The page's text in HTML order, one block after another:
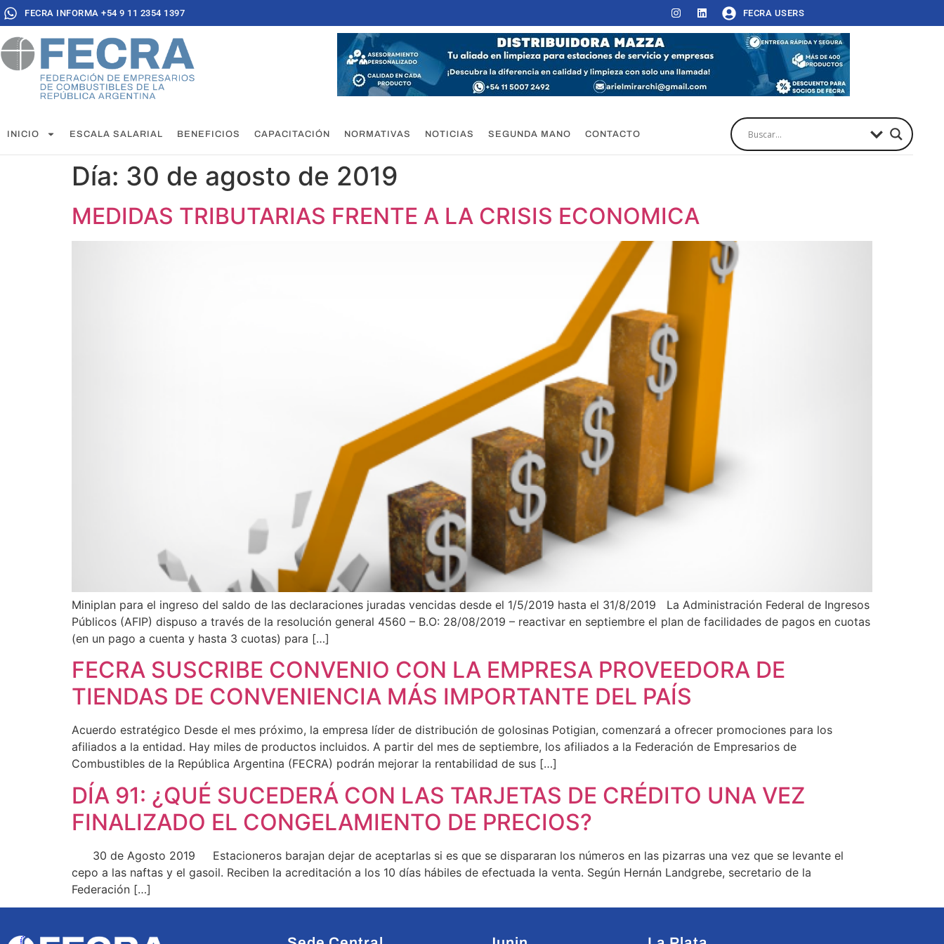
FECRA INFORMA +54 9 11 2354 1397 FECRA USERS
INICIO ESCALA SALARIAL BENEFICIOS CAPACITACIÓN NORMATIVAS NOTICIAS SEGUNDA MANO CONTACTO
Día: 30 de agosto de 2019
MEDIDAS TRIBUTARIAS FRENTE A LA CRISIS ECONOMICA
Miniplan para el ingreso del saldo de las declaraciones juradas vencidas desde el 1/5/2019 hasta el 31/8/2019 La Administración Federal de Ingresos
Públicos (AFIP) dispuso a través de la resolución general 4560 – B.O: 28/08/2019 – reactivar en septiembre el plan de facilidades de pagos en cuotas
(en un pago a cuenta y hasta 3 cuotas) para […]
FECRA SUSCRIBE CONVENIO CON LA EMPRESA PROVEEDORA DE
TIENDAS DE CONVENIENCIA MÁS IMPORTANTE DEL PAÍS
Acuerdo estratégico Desde el mes próximo, la empresa líder de distribución de golosinas Potigian, comenzará a ofrecer promociones para los
afiliados a la entidad. Hay miles de productos incluidos. A partir del mes de septiembre, los afiliados a la Federación de Empresarios de
Combustibles de la República Argentina (FECRA) podrán mejorar la rentabilidad de sus […]
DÍA 91: ¿QUÉ SUCEDERÁ CON LAS TARJETAS DE CRÉDITO UNA VEZ
FINALIZADO EL CONGELAMIENTO DE PRECIOS?
30 de Agosto 2019 Estacioneros barajan dejar de aceptarlas si es que se dispararan los números en las pizarras una vez que se levante el
cepo a las naftas y el gasoil. Reciben la acreditación a los 10 días hábiles de efectuada la venta. Según Hernán Landgrebe, secretario de la
Federación […]